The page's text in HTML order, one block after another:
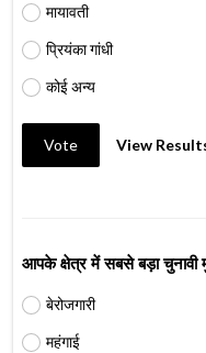
मायावती
प्रियंका गांधी
कोई अन्य
Vote View
आपके क्षेत्र में सबसे बड़ा चुनावी
बेरोजगारी
महंगाई